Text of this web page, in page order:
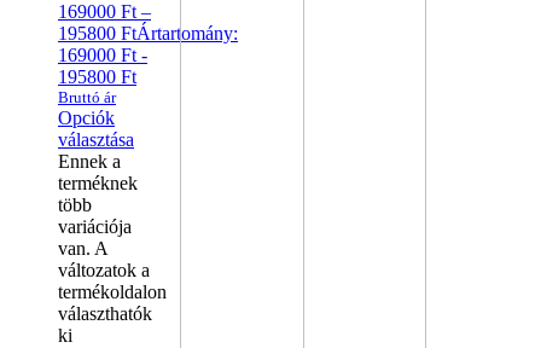
169000 Ft –
195800 FtÁrtartomány:
169000 Ft -
195800 Ft
Bruttó ár
Opciók
választása
Ennek a
terméknek
több
variációja
van. A
változatok a
termékoldalon
választhatók
ki